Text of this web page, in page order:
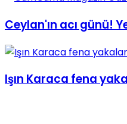
Ceylan'ın acı günü!
Işın Karaca fena